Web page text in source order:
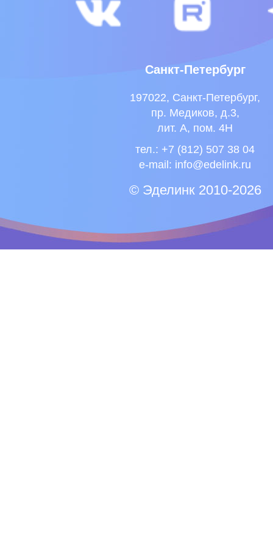
Санкт-Петербург
197022, Санкт-Петербург,
пр. Медиков, д.3,
лит. А, пом. 4Н
тел.: +7 (812) 507 38 04
e-mail: info@edelink.ru
© Эделинк 2010-2026